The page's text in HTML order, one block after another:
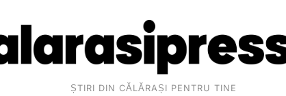
ȘTIRI DIN CĂLĂRAȘI PENTRU TINE